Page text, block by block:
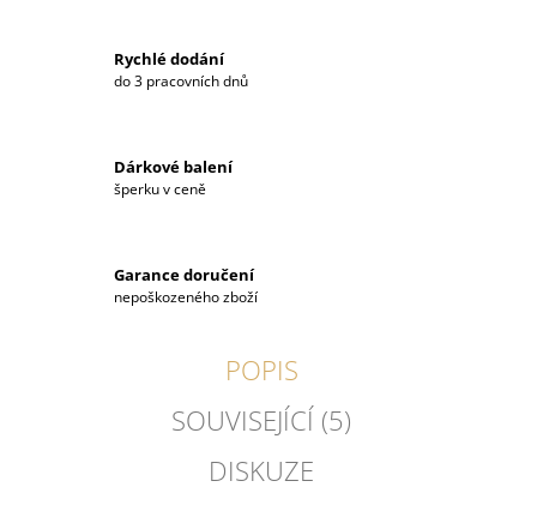
Rychlé dodání
do 3 pracovních dnů
Dárkové balení
šperku v ceně
Garance doručení
nepoškozeného zboží
POPIS
SOUVISEJÍCÍ (5)
DISKUZE